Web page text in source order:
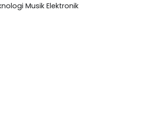
Musik Elektronik